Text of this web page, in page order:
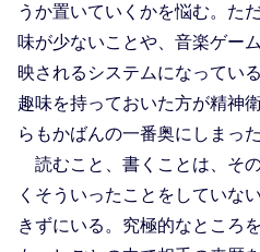
うか置いていくかを悩む。た
味が少ないことや、音楽ゲー
映されるシステムになってい
趣味を持っておいた方が精神
らもかばんの一番奥にしまった
読むこと、書くことは、そ
くそういったことをしていな
きずにいる。究極的なところ